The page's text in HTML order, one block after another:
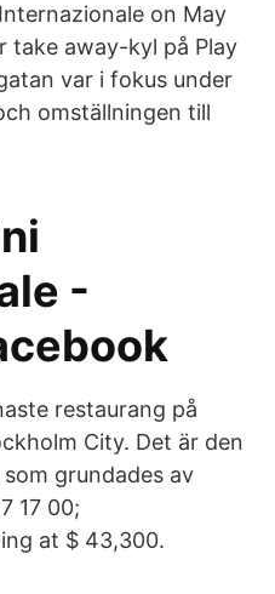
on May
take away-kyl på Play
var i fokus under
omställningen till
-
restaurang på
City. Det är den
grundades av
17 00;
at $ 43,300.